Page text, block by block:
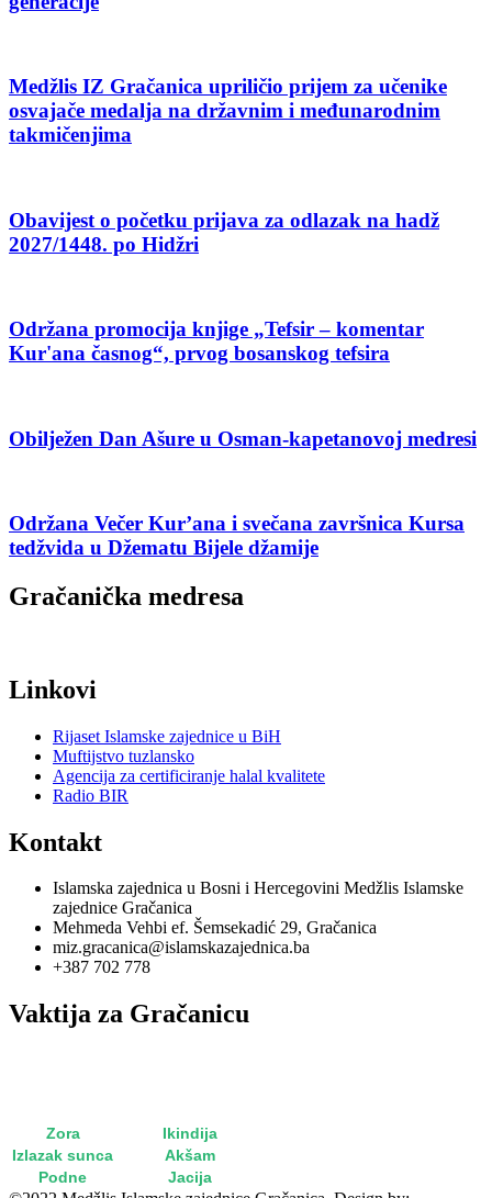
Medžlis IZ Gračanica upriličio prijem za učenike
osvajače medalja na državnim i međunarodnim
takmičenjima
Obavijest o početku prijava za odlazak na hadž
2027/1448. po Hidžri
Održana promocija knjige „Tefsir – komentar
Kur'ana časnog“, prvog bosanskog tefsira
Obilježen Dan Ašure u Osman-kapetanovoj medresi
Održana Večer Kur’ana i svečana završnica Kursa
tedžvida u Džematu Bijele džamije
Gračanička medresa
Linkovi
Rijaset Islamske zajednice u BiH
Muftijstvo tuzlansko
Agencija za certificiranje halal kvalitete
Radio BIR
Kontakt
Islamska zajednica u Bosni i Hercegovini Medžlis Islamske
zajednice Gračanica
Mehmeda Vehbi ef. Šemsekadić 29, Gračanica
miz.gracanica@islamskazajednica.ba
+387 702 778
Vaktija za Gračanicu
Zora Ikindija
Izlazak sunca
Akšam
Podne
Jacija